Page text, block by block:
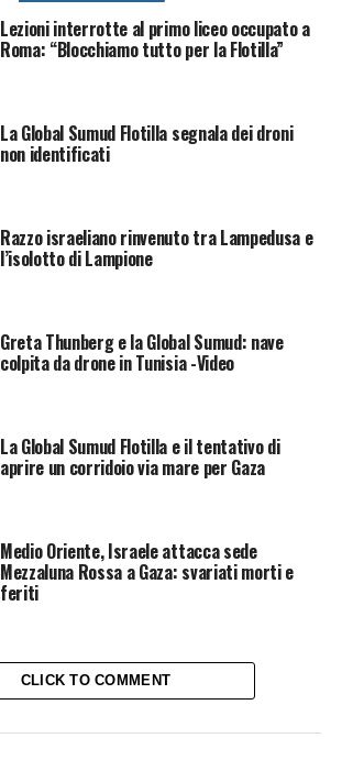
Lezioni interrotte al primo liceo occupato a
Roma: “Blocchiamo tutto per la Flotilla”
La Global Sumud Flotilla segnala dei droni
non identificati
Razzo israeliano rinvenuto tra Lampedusa e
l’isolotto di Lampione
Greta Thunberg e la Global Sumud: nave
colpita da drone in Tunisia -Video
La Global Sumud Flotilla e il tentativo di
aprire un corridoio via mare per Gaza
Medio Oriente, Israele attacca sede
Mezzaluna Rossa a Gaza: svariati morti e
feriti
CLICK TO COMMENT